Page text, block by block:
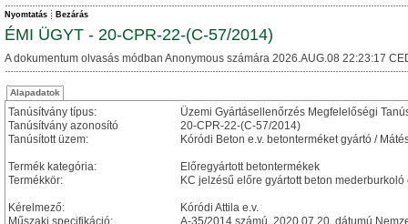
Nyomtatás Bezárás
ÉMI ÜGYT - 20-CPR-22-(C-57/2014)
A dokumentum olvasás módban Anonymous számára 2026.AUG.08 22:23:17
Alapadatok
Tanúsítvány típus:
Üzemi Gyártásellenőrzés Megfelelőségi
Tanúsítvány azonosító
20-CPR-22-(C-57/2014)
Tanúsított üzem:
Kóródi Beton e.v. betonterméket gyártó /
Termék kategória:
Előregyártott betontermékek
Termékkör:
KC jelzésű előre gyártott beton
Kérelmező:
Kóródi Attila e.v.
Műszaki specifikáció:
A-35/2014 számú, 2020.07.20. dátumú